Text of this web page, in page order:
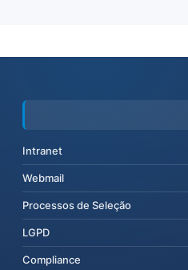
Intranet
Webmail
Processos de Seleção
LGPD
Compliance